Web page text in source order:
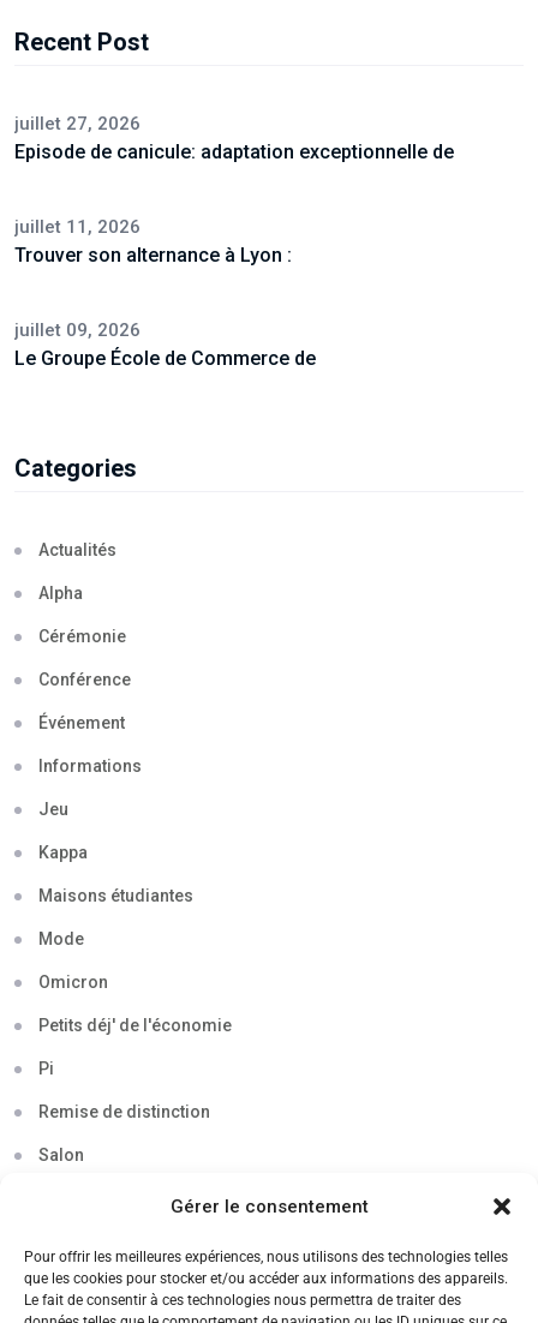
Gérer le consentement
Pour offrir les meilleures expériences, nous utilisons des technologies telles
que les cookies pour stocker et/ou accéder aux informations des appareils.
Le fait de consentir à ces technologies nous permettra de traiter des
Recent Post
juillet 27, 2026
Episode de canicule: adaptation exceptionnelle de
juillet 11, 2026
Trouver son alternance à Lyon :
juillet 09, 2026
Le Groupe École de Commerce de
Categories
Actualités
Alpha
Cérémonie
Conférence
Événement
Informations
Jeu
Kappa
Maisons étudiantes
Mode
Omicron
Petits déj' de l'économie
Pi
Remise de distinction
Salon
Soirée